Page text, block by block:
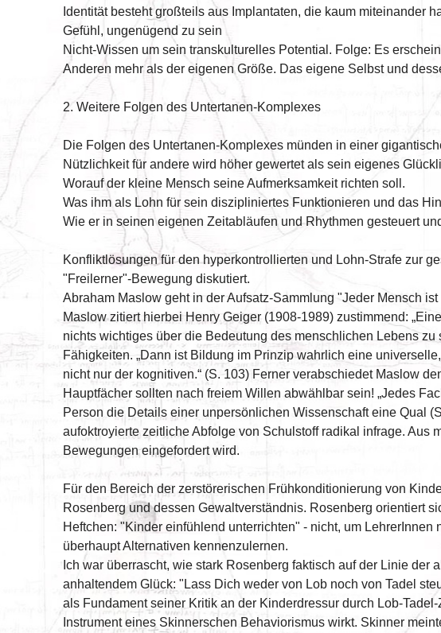
Identität besteht großteils aus Implantaten, die kaum miteinander
Gefühl, ungenügend zu sein
Nicht-Wissen um sein transkulturelles Potential. Folge: Es
Anderen mehr als der eigenen Größe. Das eigene Selbst und
2. Weitere Folgen des Untertanen-Komplexes
Die Folgen des Untertanen-Komplexes münden in einer
Nützlichkeit für andere wird höher gewertet als sein eigenes
Worauf der kleine Mensch seine Aufmerksamkeit richten soll.
Was ihm als Lohn für sein diszipliniertes Funktionieren und das
Wie er in seinen eigenen Zeitabläufen und Rhythmen gesteuert
Konfliktlösungen für den hyperkontrollierten und Lohn-Strafe zur
"Freilerner"-Bewegung diskutiert.
Abraham Maslow geht in der Aufsatz-Sammlung "Jeder Mensch
Maslow zitiert hierbei Henry Geiger (1908-1989) zustimmend:
nichts wichtiges über die Bedeutung des menschlichen Lebens
Fähigkeiten. „Dann ist Bildung im Prinzip wahrlich eine
nicht nur der kognitiven.“ (S. 103) Ferner verabschiedet Maslow
Hauptfächer sollten nach freiem Willen abwählbar sein! „Jedes
Person die Details einer unpersönlichen Wissenschaft eine Qual
aufoktroyierte zeitliche Abfolge von Schulstoff radikal infrage.
Bewegungen eingefordert wird.
Für den Bereich der zerstörerischen Frühkonditionierung von
Rosenberg und dessen Gewaltverständnis. Rosenberg orientiert
Heftchen: "Kinder einfühlend unterrichten" - nicht, um
überhaupt Alternativen kennenzulernen.
Ich war überrascht, wie stark Rosenberg faktisch auf der Linie
anhaltendem Glück: "Lass Dich weder von Lob noch von Tadel
als Fundament seiner Kritik an der Kinderdressur durch Lob-
Instrument eines Skinnerschen Behaviorismus wirkt. Skinner